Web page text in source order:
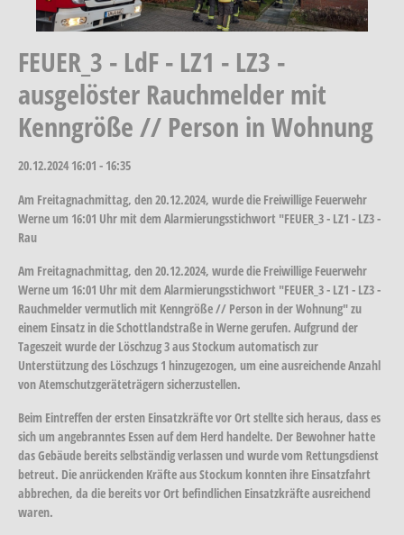
FEUER_3 - LdF - LZ1 - LZ3 -
ausgelöster Rauchmelder mit
Kenngröße // Person in Wohnung
20.12.202416:01 - 16:35
Am Freitagnachmittag, den 20.12.2024, wurde die Freiwillige Feuerwehr
Werne um 16:01 Uhr mit dem Alarmierungsstichwort "FEUER_3 - LZ1 - LZ3 -
Rau
Am Freitagnachmittag, den 20.12.2024, wurde die Freiwillige Feuerwehr
Werne um 16:01 Uhr mit dem Alarmierungsstichwort "FEUER_3 - LZ1 - LZ3 -
Rauchmelder vermutlich mit Kenngröße // Person in der Wohnung" zu
einem Einsatz in die Schottlandstraße in Werne gerufen. Aufgrund der
Tageszeit wurde der Löschzug 3 aus Stockum automatisch zur
Unterstützung des Löschzugs 1 hinzugezogen, um eine ausreichende Anzahl
von Atemschutzgeräteträgern sicherzustellen.
Beim Eintreffen der ersten Einsatzkräfte vor Ort stellte sich heraus, dass es
sich um angebranntes Essen auf dem Herd handelte. Der Bewohner hatte
das Gebäude bereits selbständig verlassen und wurde vom Rettungsdienst
betreut. Die anrückenden Kräfte aus Stockum konnten ihre Einsatzfahrt
abbrechen, da die bereits vor Ort befindlichen Einsatzkräfte ausreichend
waren.